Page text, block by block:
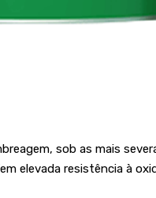
sob as mais
elevada resistência à